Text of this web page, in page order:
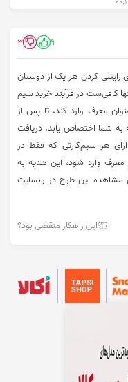
9
3
رایتلی کردن هر یک از دوستان
هدیه بگیرید. تنها کافی‌ست در فرآیند خرید سیم­‌
معرف وارد کند، تا پس از
به شما اختصاص ­یابد. دریافت
هر سیم‌کارتی که فقط در
وارد شود، این هدیه به
مشاهده این طرح در وبسایت
این راهکار منقضی بود؟